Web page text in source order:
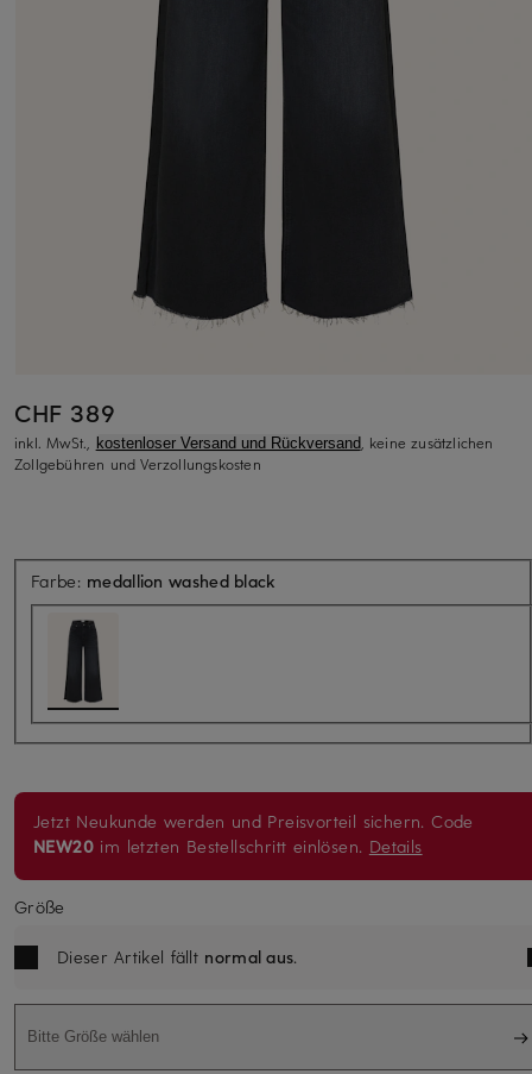
CHF 389
inkl. MwSt., kostenloser Versand und Rückversand, keine zusätzlichen
Zollgebühren und Verzollungskosten
Farbe: medallion washed black
Jetzt Neukunde werden und Preisvorteil sichern. Code
NEW20 im letzten Bestellschritt einlösen. Details
Größe
Dieser Artikel fällt normal aus.
Bitte Größe wählen